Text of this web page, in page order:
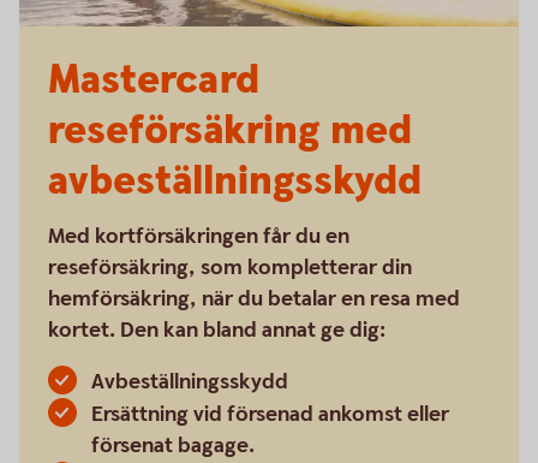
Mastercard
reseförsäkring med
avbeställningsskydd
Med kortförsäkringen får du en
reseförsäkring, som kompletterar din
hemförsäkring, när du betalar en resa med
kortet. Den kan bland annat ge dig:
Avbeställningsskydd
Ersättning vid försenad ankomst eller
försenat bagage.